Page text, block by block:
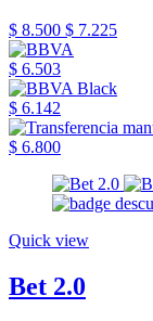
$ 8.500 $ 7.225
$ 6.503
$ 6.142
$ 6.800
Quick view
Bet 2.0